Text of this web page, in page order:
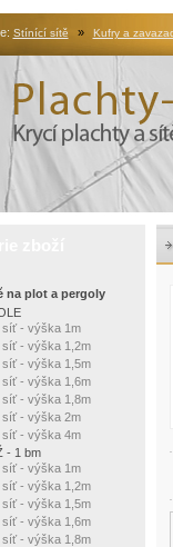
Stínící sítě » Kufry a
na plot a pergoly
- výška 1m
- výška 1,2m
- výška 1,5m
- výška 1,6m
- výška 1,8m
- výška 2m
- výška 4m
- 1 bm
- výška 1m
- výška 1,2m
- výška 1,5m
- výška 1,6m
- výška 1,8m